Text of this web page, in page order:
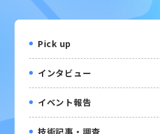
Pick up
インタビュー
イベント報告
技術記事・調査